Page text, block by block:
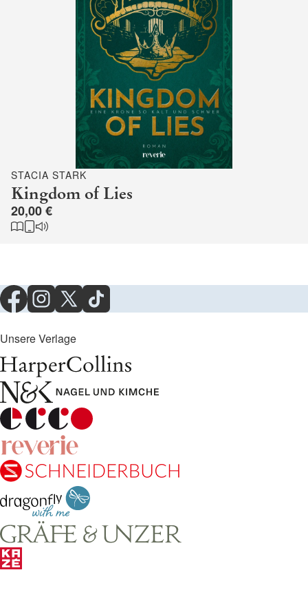
STACIA STARK
Kingdom of Lies
20,00 €
Unsere Verlage